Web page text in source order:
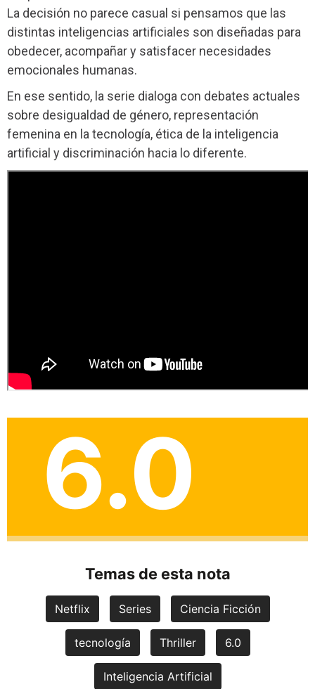
La decisión no parece casual si pensamos que las
distintas inteligencias artificiales son diseñadas para
obedecer, acompañar y satisfacer necesidades
emocionales humanas.
En ese sentido, la serie dialoga con debates actuales
sobre desigualdad de género, representación
femenina en la tecnología, ética de la inteligencia
artificial y discriminación hacia lo diferente.
6.0
Temas de esta nota
Netflix Series Ciencia Ficción
tecnología Thriller 6.0
Inteligencia Artificial